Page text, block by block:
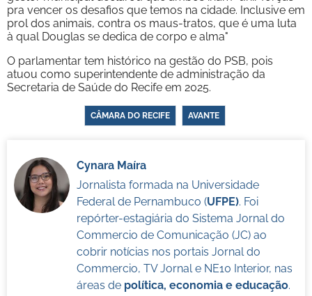
pra vencer os desafios que temos na cidade. Inclusive em
prol dos animais, contra os maus-tratos, que é uma luta
à qual Douglas se dedica de corpo e alma"
O parlamentar tem histórico na gestão do PSB, pois
atuou como superintendente de administração da
Secretaria de Saúde do Recife em 2025.
CÂMARA DO RECIFE AVANTE
Cynara Maíra
Jornalista formada na Universidade
Federal de Pernambuco (UFPE). Foi
repórter-estagiária do Sistema Jornal do
Commercio de Comunicação (JC) ao
cobrir notícias nos portais Jornal do
Commercio, TV Jornal e NE10 Interior, nas
áreas de política, economia e educação.